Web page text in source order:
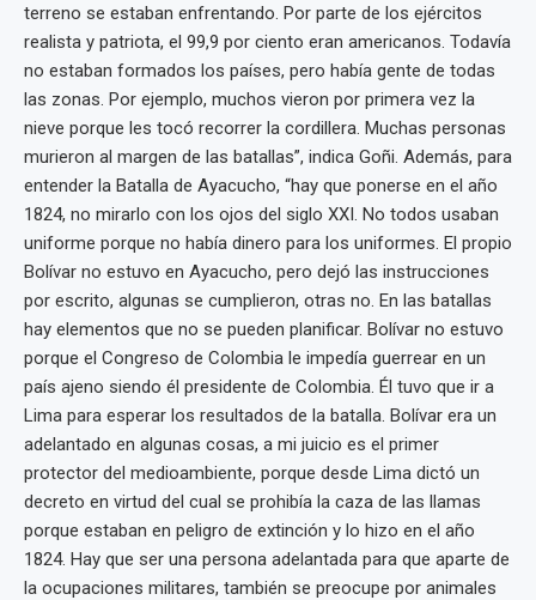
terreno se estaban enfrentando. Por parte de los ejércitos
realista y patriota, el 99,9 por ciento eran americanos. Todavía
no estaban formados los países, pero había gente de todas
las zonas. Por ejemplo, muchos vieron por primera vez la
nieve porque les tocó recorrer la cordillera. Muchas personas
murieron al margen de las batallas”, indica Goñi. Además, para
entender la Batalla de Ayacucho, “hay que ponerse en el año
1824, no mirarlo con los ojos del siglo XXI. No todos usaban
uniforme porque no había dinero para los uniformes. El propio
Bolívar no estuvo en Ayacucho, pero dejó las instrucciones
por escrito, algunas se cumplieron, otras no. En las batallas
hay elementos que no se pueden planificar. Bolívar no estuvo
porque el Congreso de Colombia le impedía guerrear en un
país ajeno siendo él presidente de Colombia. Él tuvo que ir a
Lima para esperar los resultados de la batalla. Bolívar era un
adelantado en algunas cosas, a mi juicio es el primer
protector del medioambiente, porque desde Lima dictó un
decreto en virtud del cual se prohibía la caza de las llamas
porque estaban en peligro de extinción y lo hizo en el año
1824. Hay que ser una persona adelantada para que aparte de
la ocupaciones militares, también se preocupe por animales